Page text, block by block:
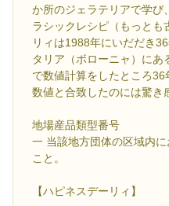
か所のジェラテリアで学び
ラシックレシピ（もっとも
リィは1988年にいだだき
タリア（ボローニャ）にあ
で数値計算をしたところ
数値と合致したのには驚き
地場産品類型番号
一 当該地方団体の区域内
こと。
【ハピネスデーリィ】